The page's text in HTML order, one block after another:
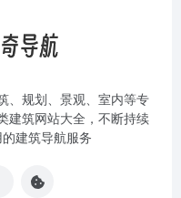
、规划、景观、室内等专
建筑网站大全，不断持续
建筑导航服务